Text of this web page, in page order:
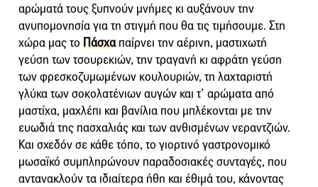
αρώματά τους ξυπνούν μνήμες κι αυξάνουν την
ανυπομονησία για τη στιγμή που θα τις τιμήσουμε. Στη
χώρα μας το Πάσχαπαίρνει την αέρινη, μαστιχωτή
γεύση των τσουρεκιών, την τραγανή κι αφράτη γεύση
των φρεσκοζυμωμένων κουλουριών, τη λαχταριστή
γλύκα των σοκολατένιων αυγών και τ’ αρώματα από
μαστίχα, μαχλέπι και βανίλια που μπλέκονται με την
ευωδιά της πασχαλιάς και των ανθισμένων νεραντζιών.
Και σχεδόν σε κάθε τόπο, το γιορτινό γαστρονομικό
μωσαϊκό συμπληρώνουν παραδοσιακές συνταγές, που
αντανακλούν τα ιδιαίτερα ήθη και έθιμά του, κάνοντας